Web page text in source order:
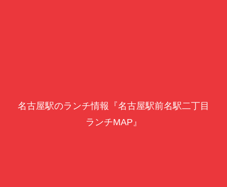
名古屋駅のランチ情報『名古屋駅前名駅二丁目
ランチMAP』